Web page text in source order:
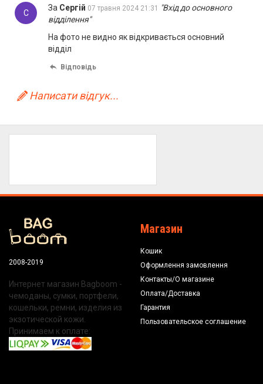
С
За Сергій 07 травня 2024 21:31
"Вхід до основного
відділення"
На фото не видно як відкривається основний
відділ
Відповідь
Написати відгук...
2008-2019
Интернет магазин Bagboom -
чемоданы, сумки, портфели,
кошельки, ремни, изделия из
экзотической кожи.
Принимаем к оплате:
Магазин
Кошик
Оформлення замовлення
Контакты/О магазине
Оплата/Доставка
Гарантия
Пользовательское соглашение